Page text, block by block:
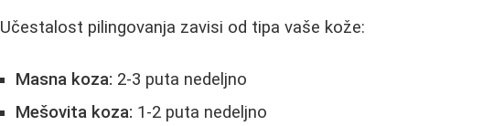
Učestalost pilingovanja zavisi od tipa vaše kože:
Masna koza: 2-3 puta nedeljno
Mešovita koza: 1-2 puta nedeljno